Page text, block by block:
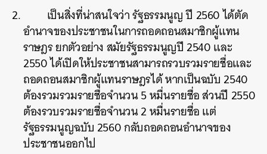
เป็นสิ่งที่น่าสนใจว่า รัฐธรรมนูญ ปี 2560 ได้ตัด
อำนาจของประชาชนในการถอดถอนสมาชิกผู้แทน
ราษฎร ยกตัวอย่าง สมัยรัฐธรรมนูญปี 2540 และ
2550 ได้เปิดให้ประชาชนสามารถรวบรวมรายชื่อและ
ถอดถอนสมาชิกผู้แทนราษฎรได้ หากเป็นฉบับ 2540
ต้องรวมรวมรายชื่อจำนวน 5 หมื่นรายชื่อ ส่วนปี 2550
ต้องรวบรวมรายชื่อจำนวน 2 หมื่นรายชื่อ แต่
รัฐธรรมนูญฉบับ 2560 กลับถอดถอนอำนาจของ
ประชาชนออกไป